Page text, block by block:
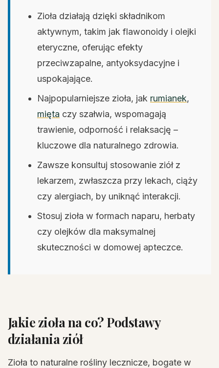
Zioła działają dzięki składnikom
aktywnym, takim jak flawonoidy i olejki
eteryczne, oferując efekty
przeciwzapalne, antyoksydacyjne i
uspokajające.
Najpopularniejsze zioła, jak rumianek,
mięta czy szałwia, wspomagają
trawienie, odporność i relaksację –
kluczowe dla naturalnego zdrowia.
Zawsze konsultuj stosowanie ziół z
lekarzem, zwłaszcza przy lekach, ciąży
czy alergiach, by uniknąć interakcji.
Stosuj zioła w formach naparu, herbaty
czy olejków dla maksymalnej
skuteczności w domowej apteczce.
Jakie zioła na co? Podstawy
działania ziół
Zioła to naturalne rośliny lecznicze, bogate w